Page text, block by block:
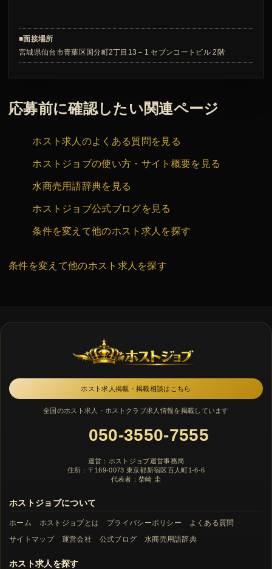
■面接場所
宮城県仙台市青葉区国分町2丁目13－1 セブンコートビル 2階
応募前に確認したい関連ページ
ホスト求人のよくある質問を見る
ホストジョブの使い方・サイト概要を見る
水商売用語辞典を見る
ホストジョブ公式ブログを見る
条件を変えて他のホスト求人を探す
条件を変えて他のホスト求人を探す
ホスト求人掲載・掲載相談はこちら
全国のホスト求人・ホストクラブ求人情報を掲載しています
050-3550-7555
運営：ホストジョブ運営事務局
住所：〒169-0073 東京都新宿区百人町1-6-6
代表者：柴崎 圭
ホストジョブについて
ホーム ホストジョブとは プライバシーポリシー
よくある質問
サイトマップ
運営会社 公式ブログ 水商売用語辞典
ホスト求人を探す